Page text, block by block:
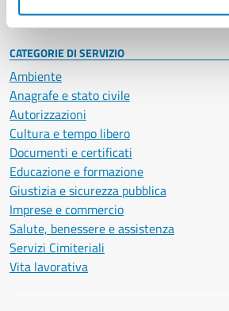
CATEGORIE DI SERVIZIO
Ambiente
Anagrafe e stato civile
Autorizzazioni
Cultura e tempo libero
Documenti e certificati
Educazione e formazione
Giustizia e sicurezza pubblica
Imprese e commercio
Salute, benessere e assistenza
Servizi Cimiteriali
Vita lavorativa